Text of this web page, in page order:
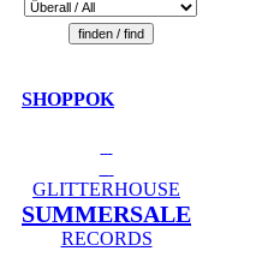
SHOPPOK
GLITTERHOUSE
SUMMERSALE
RECORDS